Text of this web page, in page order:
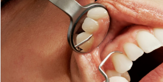
Anestesia
dental,
¿sí